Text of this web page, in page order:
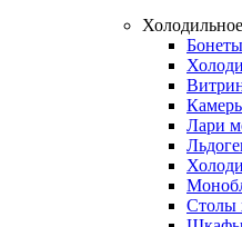
Бонеты
Лари
Столы